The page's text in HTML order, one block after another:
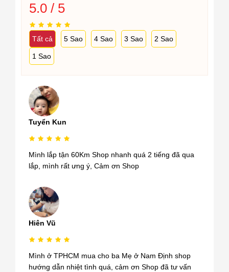
5.0 / 5
Tất cả 5 Sao 4 Sao 3 Sao 2 Sao
1 Sao
Tuyển Kun
Mình lắp tận 60Km Shop nhanh quá 2 tiếng đã qua
lắp, mình rất ưng ý, Cảm ơn Shop
Hiên Vũ
Mình ở TPHCM mua cho ba Mẹ ở Nam Định shop
hướng dẫn nhiệt tình quá, cảm ơn Shop đã tư vấn